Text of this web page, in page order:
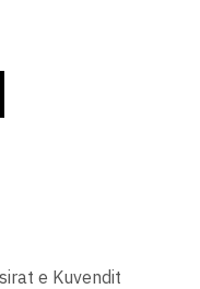
e Kuvendit